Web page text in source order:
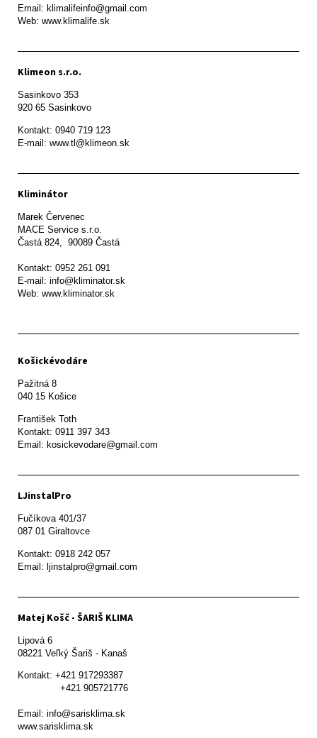
Email: klimalifeinfo@gmail.com
Web: www.klimalife.sk
Klimeon s.r.o.
Sasinkovo 353
920 65 Sasinkovo
Kontakt: 0940 719 123
E-mail: www.tl@klimeon.sk
Kliminátor
Marek Červenec
MACE Service s.r.o.
Častá 824,  90089 Častá
Kontakt: 0952 261 091
E-mail: info@kliminator.sk
Web: www.kliminator.sk
Košickévodáre
Pažitná 8
František Toth
Kontakt: 0911 397 343
Email: kosickevodare@gmail.com
LJinstalPro
Fučíkova 401/37
087 01 Giraltovce
Kontakt: 0918 242 057
Email: ljinstalpro@gmail.com
Matej Košč - ŠARIŠ KLIMA
Lipová 6
08221 Veľký Šariš - Kanaš
Kontakt: +421 917293387
Email: info@sarisklima.sk
www.sarisklima.sk